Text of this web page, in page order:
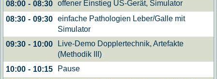
08:00 - 08:30 offener Einstieg US-Gerät, Simulator
08:30 - 09:30 einfache Pathologien Leber/Galle mit
Simulator
09:30 - 10:00
Live-Demo Dopplertechnik, Artefakte
(Methodik III)
10:00 - 10:15
Pause